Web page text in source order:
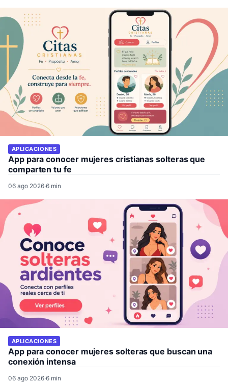
APLICACIONES
App para conocer mujeres cristianas solteras que
comparten tu fe
06 ago 2026·6 min
APLICACIONES
App para conocer mujeres solteras que buscan una
conexión intensa
06 ago 2026·6 min